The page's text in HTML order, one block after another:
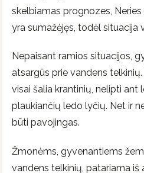
skelbiamas prognozes,
yra sumažėjęs, todėl situacija
Nepaisant ramios situacijos,
atsargūs prie vandens
visai šalia krantinių, nelipti ant
plaukiančių ledo lyčių. Net ir
būti pavojingas.
Žmonėms, gyvenantiems
vandens telkinių, patariama iš